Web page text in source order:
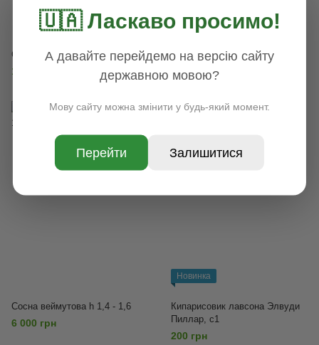
Сосна веймутова h 2,5+
11 000 грн
Сосна веймутова h 1,8-2,0
9 600 грн
Сосна веймутова h 1,4 - 1,6
6 000 грн
Новинка
Кипарисовик лавсона Элвуди
Пиллар, с1
200 грн
🇺🇦 Ласкаво просимо!
А давайте перейдемо на версію сайту
державною мовою?
Мову сайту можна змінити у будь-який момент.
Перейти Залишитися